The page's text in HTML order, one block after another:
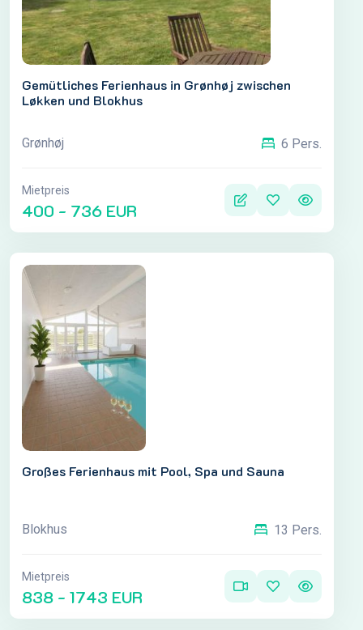
Gemütliches Ferienhaus in Grønhøj zwischen
Løkken und Blokhus
Grønhøj 6 Pers.
Mietpreis
400 - 736 EUR
Großes Ferienhaus mit Pool, Spa und Sauna
Blokhus 13 Pers.
Mietpreis
838 - 1743 EUR